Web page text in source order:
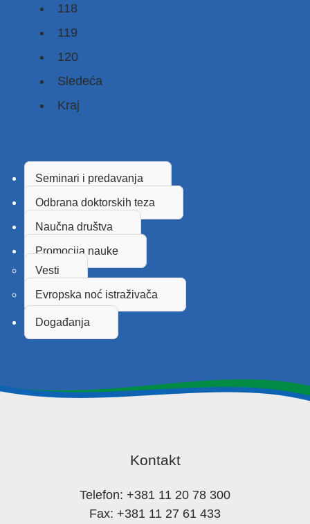
118
119
120
Sledeća
Kraj
Seminari i predavanja
Odbrana doktorskih teza
Naučna društva
Promocija nauke
Vesti
Evropska noć istraživača
Događanja
Kontakt
Telefon: +381 11 20 78 300
Fax: +381 11 27 61 433